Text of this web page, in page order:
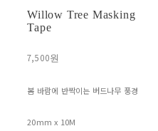
Willow Tree Masking
Tape
7,500원
봄 바람에 반짝이는 버드나무 풍경
20mm x 10M